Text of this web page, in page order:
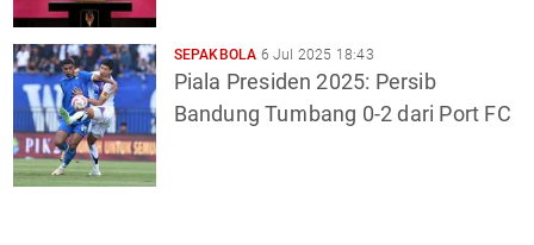
SEPAKBOLA 6 Jul 2025 18:43
Piala Presiden 2025: Persib
Bandung Tumbang 0-2 dari Port FC